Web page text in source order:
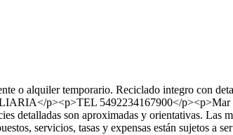
o alquiler temporario. Reciclado integro con
p><p>TEL 5492234167900</
detalladas son aproximadas y orientativas. Las
servicios, tasas y expensas están sujetos a